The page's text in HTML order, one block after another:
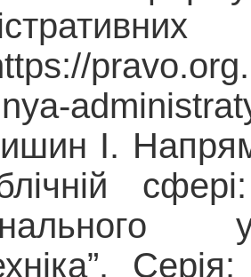
І.